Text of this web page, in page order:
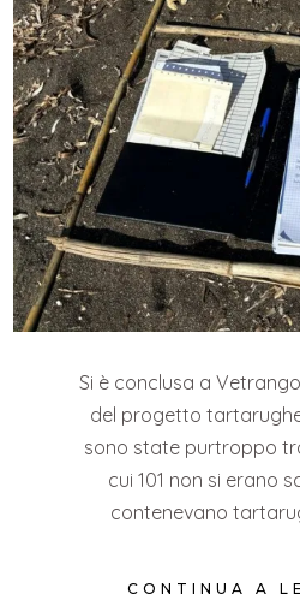
Si è conclusa a
del progetto
sono state purtroppo
cui 101 non si erano
contenevano
CONTINUA A